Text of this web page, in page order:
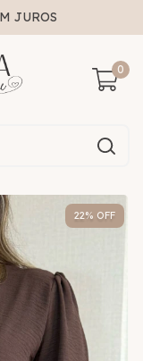
JUROS
0
22% OFF